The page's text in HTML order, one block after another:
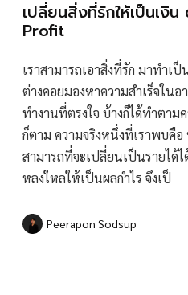
เปลี่ยนสิ่งที่รักให้เป็นเงิ
Profit
เราสามารถเอาสิ่งที่รัก มาทำเ
ต่างคอยมองหาความสำเร็จในอ
ทำงานที่ตรงใจ บ้างก็ได้ทำตาม
ก็ตาม ความจริงหนึ่งที่เราพบคือ
สามารถที่จะเปลี่ยนเป็นรายได้
หลงใหลให้เป็นผลกำไร จึงเป็
Peerapon Sodsup